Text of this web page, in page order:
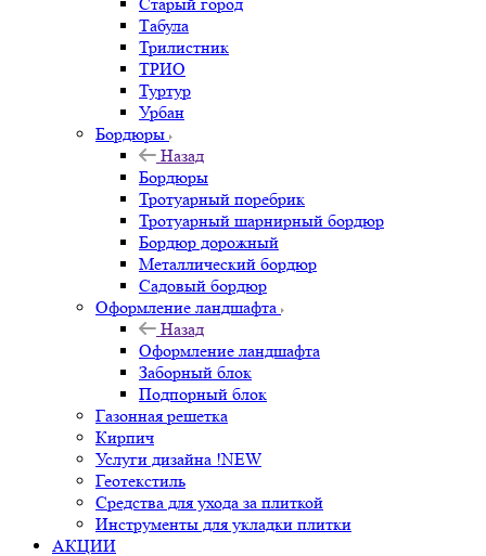
Табула
Трилистник
ТРИО
Туртур
Урбан
Бордюры
Назад
Бордюры
Тротуарный поребрик
Тротуарный шарнирный бордюр
Бордюр дорожный
Металлический бордюр
Садовый бордюр
Оформление ландшафта
Назад
Оформление ландшафта
Заборный блок
Подпорный блок
Газонная решетка
Кирпич
Услуги дизайна !NEW
Геотекстиль
Средства для ухода за плиткой
Инструменты для укладки плитки
АКЦИИ